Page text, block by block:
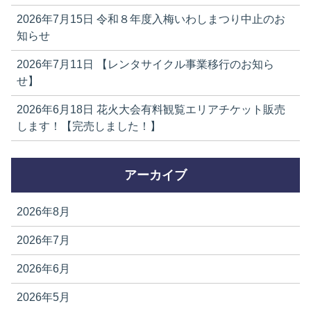
2026年7月15日 令和８年度入梅いわしまつり中止のお
知らせ
2026年7月11日
【レンタサイクル事業移行のお知ら
せ】
2026年6月18日 花火大会有料観覧エリアチケット販売
します！【完売しました！】
アーカイブ
2026年8月
2026年7月
2026年6月
2026年5月